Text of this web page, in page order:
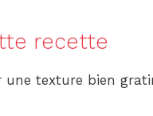
recette
texture bien